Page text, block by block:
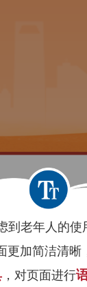
到老年人的使
更加简洁清晰
，对页面进行